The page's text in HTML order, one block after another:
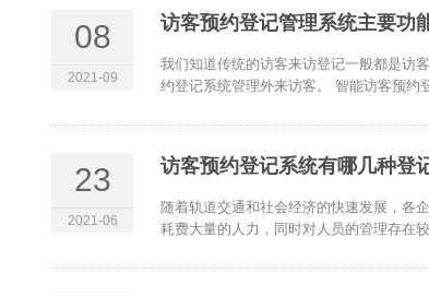
08
2021-09
访客预约登记管理系统主要功
我们知道传统的访客来访登记一般都是访
约登记系统管理外来访客。 智能访客预约
23
2021-06
访客预约登记系统有哪几种登
随着轨道交通和社会经济的快速发展，各
耗费大量的人力，同时对人员的管理存在